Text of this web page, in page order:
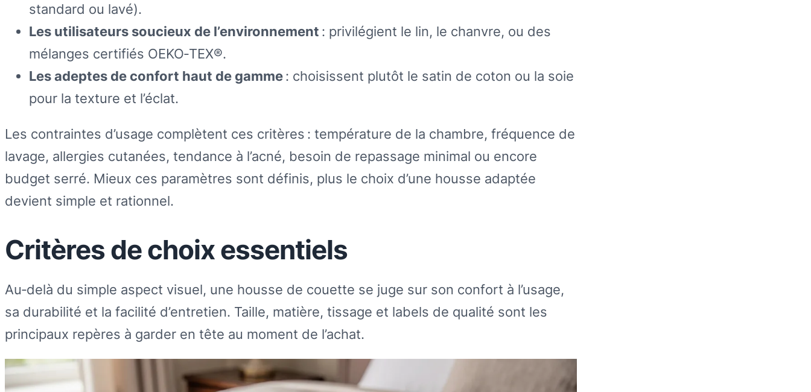
standard ou lavé).
Les utilisateurs soucieux de l’environnement : privilégient le lin, le chanvre, ou des
mélanges certifiés OEKO‑TEX®.
Les adeptes de confort haut de gamme: choisissent plutôt le satin de coton ou la soie
pour la texture et l’éclat.
Les contraintes d’usage complètent ces critères : température de la chambre, fréquence de
lavage, allergies cutanées, tendance à l’acné, besoin de repassage minimal ou encore
budget serré. Mieux ces paramètres sont définis, plus le choix d’une housse adaptée
devient simple et rationnel.
Critères de choix essentiels
Au‑delà du simple aspect visuel, une housse de couette se juge sur son confort à l’usage,
sa durabilité et la facilité d’entretien. Taille, matière, tissage et labels de qualité sont les
principaux repères à garder en tête au moment de l’achat.